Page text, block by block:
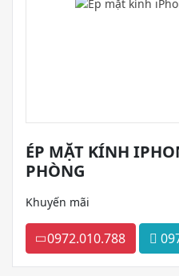
ÉP MẶT KÍNH
PHÒNG
Khuyến mãi
0972.010.788